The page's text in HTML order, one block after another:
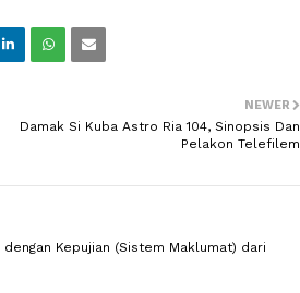
NEWER
Damak Si Kuba Astro Ria 104, Sinopsis Dan
Pelakon Telefilem
Kepujian (Sistem Maklumat) dari